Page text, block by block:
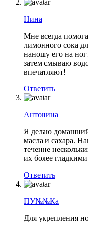
Нина
Мне всегда
лимонного сока
наношу его на
затем смываю
впечатляют!
Ответить
Антонина
Я делаю домашний
масла и сахара.
течение
их более гладкими.
Ответить
ПУ№№Ка
Для укрепления